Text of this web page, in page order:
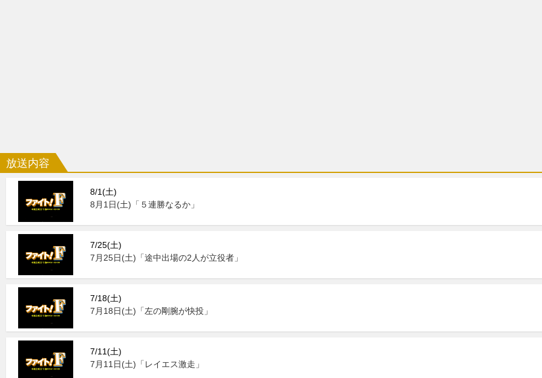
放送内容
8/1(土)
8月1日(土)「５連勝なるか」
7/25(土)
7月25日(土)「途中出場の2人が立役者」
7/18(土)
7月18日(土)「左の剛腕が快投」
7/11(土)
7月11日(土)「レイエス激走」